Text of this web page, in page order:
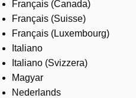
Français (Canada)
Français (Suisse)
Français (Luxembourg)
Italiano
Italiano (Svizzera)
Magyar
Nederlands